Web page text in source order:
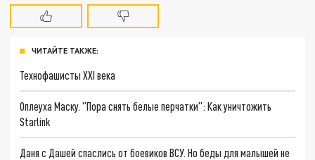
ЧИТАЙТЕ ТАКЖЕ:
Технофашисты XXI века
Оплеуха Маску. "Пора снять белые перчатки": Как уничтожить
Starlink
Даня с Дашей спаслись от боевиков ВСУ. Но беды для малышей не